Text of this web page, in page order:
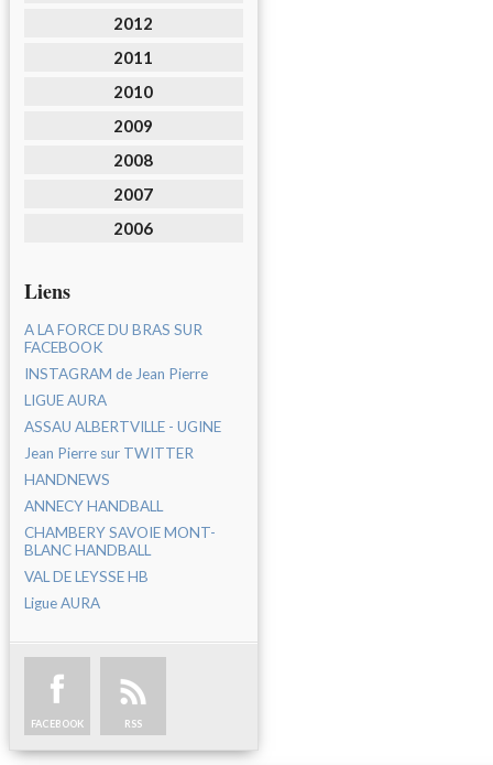
2012
2011
2010
2009
2008
2007
2006
Liens
A LA FORCE DU BRAS SUR
FACEBOOK
INSTAGRAM de Jean Pierre
LIGUE AURA
ASSAU ALBERTVILLE - UGINE
Jean Pierre sur TWITTER
HANDNEWS
ANNECY HANDBALL
CHAMBERY SAVOIE MONT-
BLANC HANDBALL
VAL DE LEYSSE HB
Ligue AURA
FACEBOOK RSS